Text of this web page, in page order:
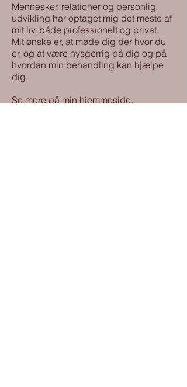
Mennesker, relationer og personlig
udvikling har optaget mig det meste af
mit liv, både professionelt og privat.
Mit ønske er, at møde dig der hvor du
er, og at være nysgerrig på dig og på
hvordan min behandling kan hjælpe
dig.
Se mere på min hjemmeside.